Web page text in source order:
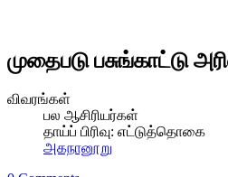
முதைபடு பசுங்காட்டு
விவரங்கள்
பல ஆசிரியர்கள்
தாய்ப் பிரிவு: எட்டுத்தொகை
அகநானூறு